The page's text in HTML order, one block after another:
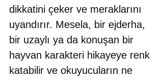
dikkatini çeker ve meraklarını
uyandırır. Mesela, bir ejderha,
bir uzaylı ya da konuşan bir
hayvan karakteri hikayeye renk
katabilir ve okuyucuların ne